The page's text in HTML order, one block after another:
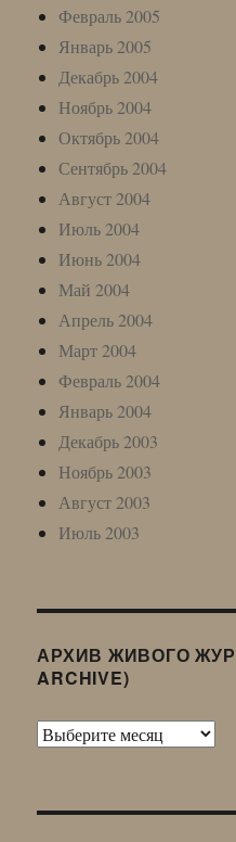
Февраль 2005
Январь 2005
Декабрь 2004
Ноябрь 2004
Октябрь 2004
Сентябрь 2004
Август 2004
Июль 2004
Июнь 2004
Май 2004
Апрель 2004
Март 2004
Февраль 2004
Январь 2004
Декабрь 2003
Ноябрь 2003
Август 2003
Июль 2003
АРХИВ ЖИВОГО
ARCHIVE)
Архив